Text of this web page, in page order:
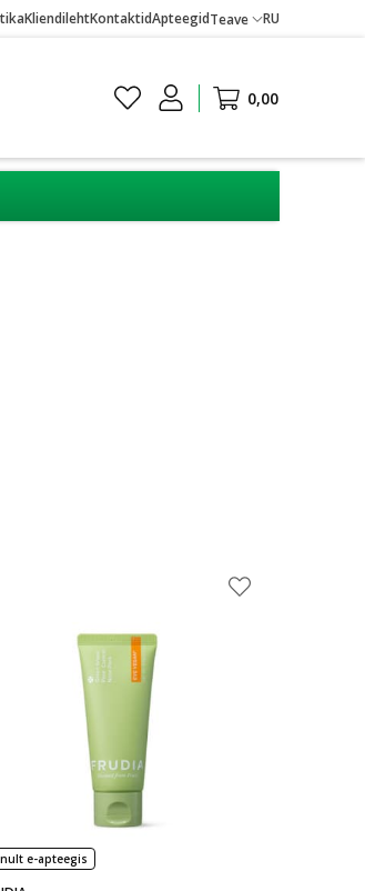
KliendilehtKontaktidApteegidTeave RU
0,00
e-apteegis